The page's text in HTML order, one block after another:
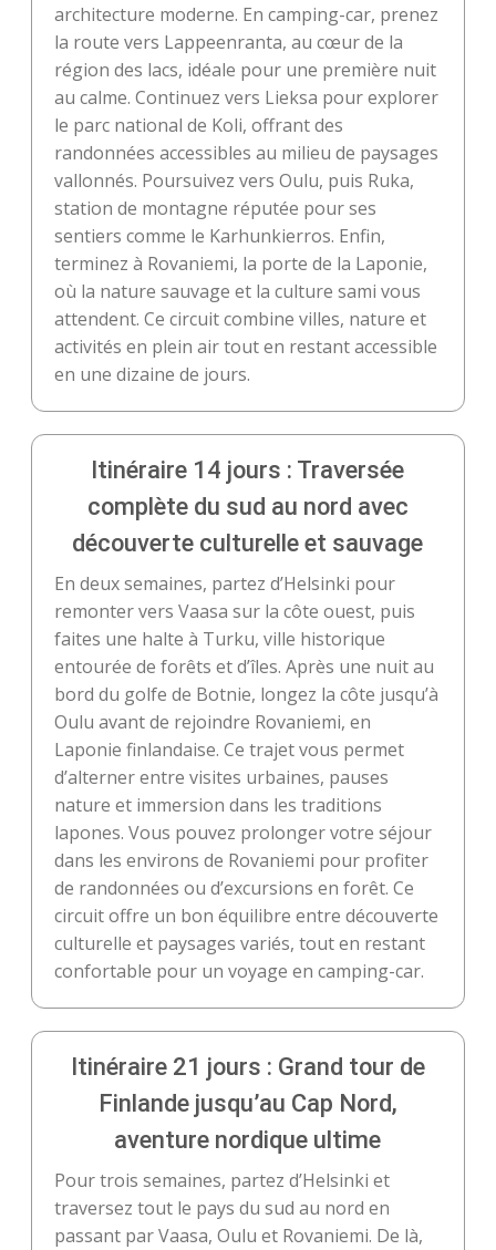
architecture moderne. En camping-car, prenez
la route vers Lappeenranta, au cœur de la
région des lacs, idéale pour une première nuit
au calme. Continuez vers Lieksa pour explorer
le parc national de Koli, offrant des
randonnées accessibles au milieu de paysages
vallonnés. Poursuivez vers Oulu, puis Ruka,
station de montagne réputée pour ses
sentiers comme le Karhunkierros. Enfin,
terminez à Rovaniemi, la porte de la Laponie,
où la nature sauvage et la culture sami vous
attendent. Ce circuit combine villes, nature et
activités en plein air tout en restant accessible
en une dizaine de jours.
Itinéraire 14 jours : Traversée
complète du sud au nord avec
découverte culturelle et sauvage
En deux semaines, partez d’Helsinki pour
remonter vers Vaasa sur la côte ouest, puis
faites une halte à Turku, ville historique
entourée de forêts et d’îles. Après une nuit au
bord du golfe de Botnie, longez la côte jusqu’à
Oulu avant de rejoindre Rovaniemi, en
Laponie finlandaise. Ce trajet vous permet
d’alterner entre visites urbaines, pauses
nature et immersion dans les traditions
lapones. Vous pouvez prolonger votre séjour
dans les environs de Rovaniemi pour profiter
de randonnées ou d’excursions en forêt. Ce
circuit offre un bon équilibre entre découverte
culturelle et paysages variés, tout en restant
confortable pour un voyage en camping-car.
Itinéraire 21 jours : Grand tour de
Finlande jusqu’au Cap Nord,
aventure nordique ultime
Pour trois semaines, partez d’Helsinki et
traversez tout le pays du sud au nord en
passant par Vaasa, Oulu et Rovaniemi. De là,